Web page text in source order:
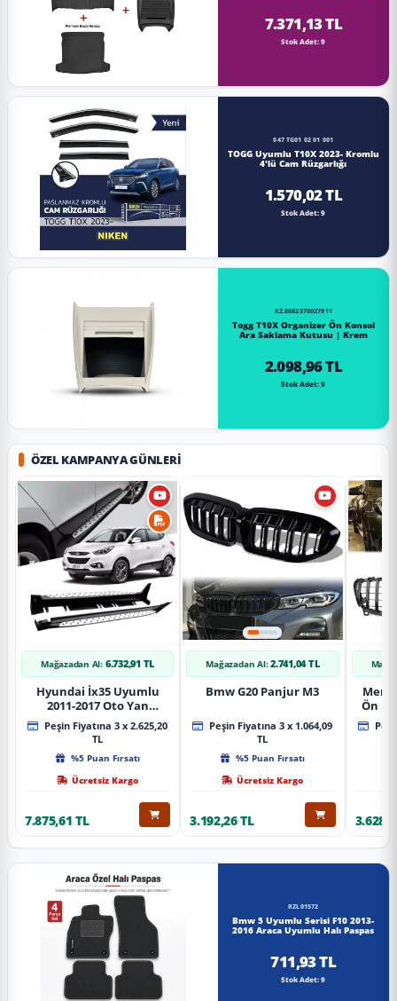
7.371,13 TL
Stok Adet: 9
047 TG01 02 01 001
TOGG Uyumlu T10X 2023- Kromlu
4'lü Cam Rüzgarlığı
1.570,02 TL
Stok Adet: 9
RZ.8682578027911
Togg T10X Organizer Ön Konsol
Ara Saklama Kutusu | Krem
2.098,96 TL
Stok Adet: 9
ÖZEL KAMPANYA GÜNLERI
Mağazadan Al: 6.732,91 TL
Hyundai İx35 Uyumlu
2011-2017 Oto Yan
Basamak Koruma Side
Step Bmw Style
Peşin Fiyatına 3 x 2.625,20
TL
%5 Puan Fırsatı
Ücretsiz Kargo
7.875,61 TL
Mağazadan Al: 2.741,04 TL
Bmw G20 Panjur M3
Peşin Fiyatına 3 x 1.064,09
TL
%5 Puan Fırsatı
Ücretsiz Kargo
3.192,26 TL
Ön
RZL01572
Bmw 5 Uyumlu Serisi F10 2013-
2016 Araca Uyumlu Halı Paspas
711,93 TL
Stok Adet: 9